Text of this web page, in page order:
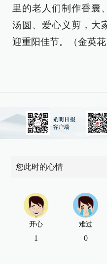
里的老人们制作香囊
汤圆、爱心义剪，大
迎重阳佳节。（金英花
您此时的心情
开心
1
难过
0